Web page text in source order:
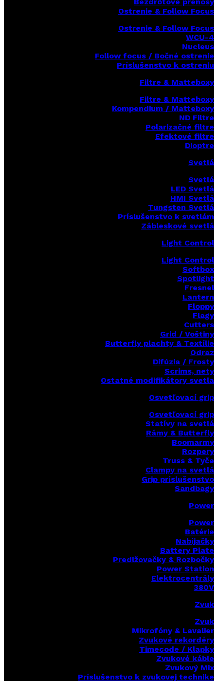
Ostrenie & Follow Focus
Ostrenie & Follow Focus
WCU-4
Nucleus
Follow focus / Bočné ostrenie
Príslušenstvo k ostreniu
Filtre & Matteboxy
Filtre & Matteboxy
Kompendium / Matteboxy
ND Filtre
Polarizačné filtre
Efektové filtre
Dioptre
Svetlá
Svetlá
LED Svetlá
HMI Svetlá
Tungsten Svetlá
Príslušenstvo k svetlám
Zábleskové svetlá
Light Control
Light Control
Softbox
Spotlight
Fresnel
Lantern
Floppy
Flagy
Cutters
Grid / Voštiny
Butterfly plachty & Textílie
Odraz
Difúzia / Frosty
Scrims, nety
Ostatné modifikátory svetla
Osvetľovací grip
Osvetľovací grip
Statívy na svetlá
Rámy & Butterfly
Boomarmy
Rozpery
Truss & Tyče
Clampy na svetlá
Grip príslušenstvo
Sandbagy
Power
Power
Batérie
Nabíjačky
Battery Plate
Predlžovačky & Rozbočky
Power Station
Elektrocentrály
380V
Zvuk
Zvuk
Mikrofóny & Lavalier
Zvukové rekordéry
Timecode / Klapky
Zvukové káble
Zvukový Mix
Príslušenstvo k zvukovej technike